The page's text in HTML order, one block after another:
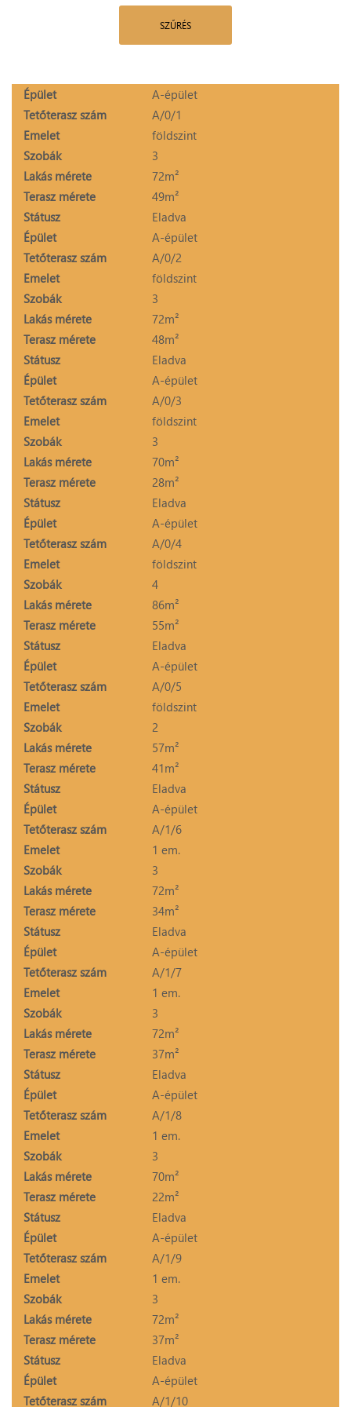
SZŰRÉS
Épület
A-épület
Tetőterasz szám
A/0/1
Emelet
földszint
Szobák
3
Lakás mérete
72m²
Terasz mérete
49m²
Státusz
Eladva
Épület
A-épület
Tetőterasz szám
A/0/2
Emelet
földszint
Szobák
3
Lakás mérete
72m²
Terasz mérete
48m²
Státusz
Eladva
Épület
A-épület
Tetőterasz szám
A/0/3
Emelet
földszint
Szobák
3
Lakás mérete
70m²
Terasz mérete
28m²
Státusz
Eladva
Épület
A-épület
Tetőterasz szám
A/0/4
Emelet
földszint
Szobák
4
Lakás mérete
86m²
Terasz mérete
55m²
Státusz
Eladva
Épület
A-épület
Tetőterasz szám
A/0/5
Emelet
földszint
Szobák
2
Lakás mérete
57m²
Terasz mérete
41m²
Státusz
Eladva
Épület
A-épület
Tetőterasz szám
A/1/6
Emelet
1 em.
Szobák
3
Lakás mérete
72m²
Terasz mérete
34m²
Státusz
Eladva
Épület
A-épület
Tetőterasz szám
A/1/7
Emelet
1 em.
Szobák
3
Lakás mérete
72m²
Terasz mérete
37m²
Státusz
Eladva
Épület
A-épület
Tetőterasz szám
A/1/8
Emelet
1 em.
Szobák
3
Lakás mérete
70m²
Terasz mérete
22m²
Státusz
Eladva
Épület
A-épület
Tetőterasz szám
A/1/9
Emelet
1 em.
Szobák
3
Lakás mérete
72m²
Terasz mérete
37m²
Státusz
Eladva
Épület
A-épület
Tetőterasz szám
A/1/10